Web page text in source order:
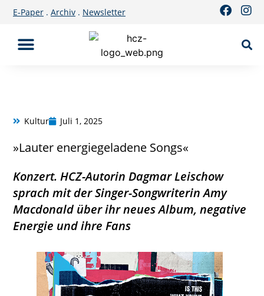
E-Paper . Archiv . Newsletter
Kultur Juli 1, 2025
»Lauter energiegeladene Songs«
Konzert. HCZ-Autorin Dagmar Leischow
sprach mit der Singer-Songwriterin Amy
Macdonald über ihr neues Album, negative
Energie und ihre Fans